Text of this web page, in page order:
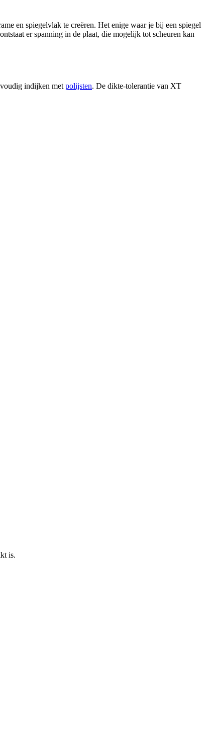
en spiegelvlak te creëren. Het enige waar je bij een spiegel
er spanning in de plaat, die mogelijk tot scheuren kan
indijken met polijsten. De dikte-tolerantie van XT
is.